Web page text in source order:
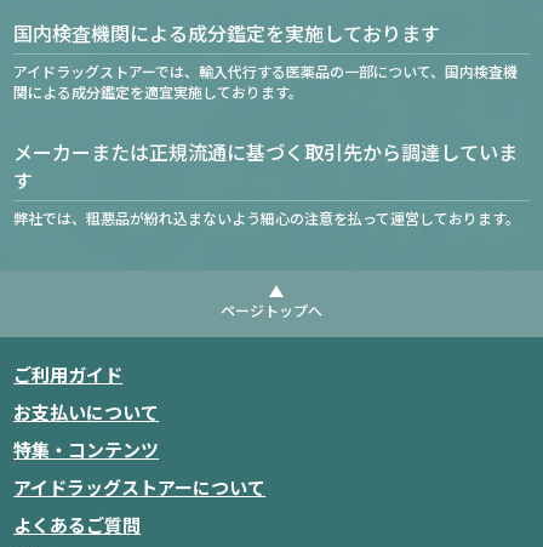
国内検査機関による成分鑑定を実施しております
アイドラッグストアーでは、輸入代行する医薬品の一部について、国内検査機
関による成分鑑定を適宜実施しております。
メーカーまたは正規流通に基づく取引先から調達していま
す
弊社では、粗悪品が紛れ込まないよう細心の注意を払って運営しております。
ページトップへ
ご利用ガイド
お支払いについて
特集・コンテンツ
アイドラッグストアーについて
よくあるご質問